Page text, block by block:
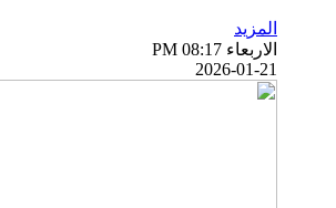
المزيد
الاربعاء PM 08:17
2026-01-21